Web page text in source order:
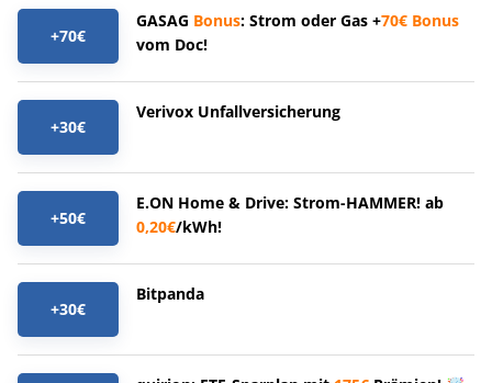
+70€
GASAG Bonus: Strom oder Gas +70€ Bonus
vom Doc!
+30€
Verivox Unfallversicherung
+50€
E.ON Home & Drive: Strom-HAMMER! ab
0,20€/kWh!
+30€
Bitpanda